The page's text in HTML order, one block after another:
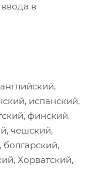
в
испанский,
финский,
чешский,
болгарский,
Хорватский,